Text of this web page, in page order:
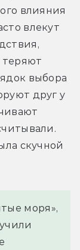
влияния
влекут
выбора
друг у
скучной
моря»,